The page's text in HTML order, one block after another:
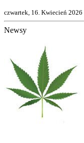
czwartek, 16. Kwiecień 2026
Newsy